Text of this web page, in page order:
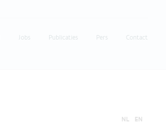
Jobs Publicaties Pers Contact
NL EN